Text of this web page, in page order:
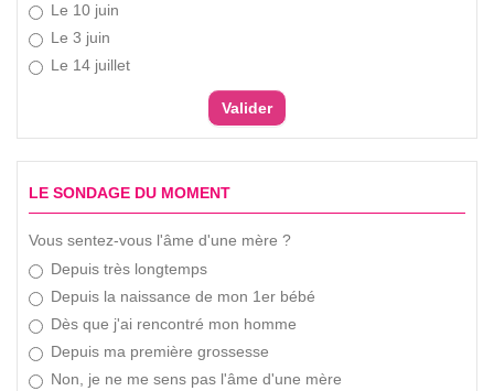
Le 10 juin
Le 3 juin
Le 14 juillet
LE SONDAGE DU MOMENT
Vous sentez-vous l'âme d'une mère ?
Depuis très longtemps
Depuis la naissance de mon 1er bébé
Dès que j'ai rencontré mon homme
Depuis ma première grossesse
Non, je ne me sens pas l'âme d'une mère